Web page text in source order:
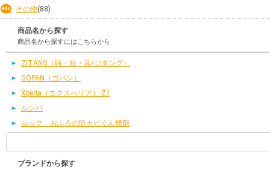
その他(88)
商品名から探す
商品名から探すにはこちらから
ZITANG（時・短・具/ジタング）
GOPAN（ゴパン）
Xperia（エクスぺリア） Z1
ルンバ
ルック おふろの防カビくん煙剤
ブランドから探す